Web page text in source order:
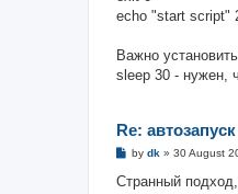
echo "start script"
Важно
sleep 30 - нужен,
Re:
P
s
by dk » 30 August
Странный